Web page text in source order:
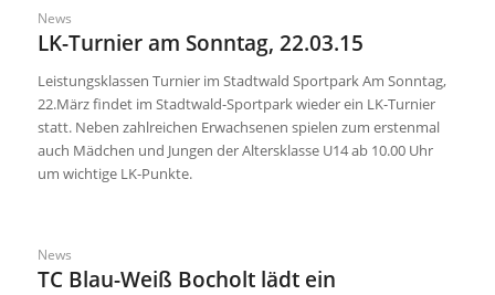
News
LK-Turnier am Sonntag, 22.03.15
Leistungsklassen Turnier im Stadtwald Sportpark Am Sonntag,
22.März findet im Stadtwald-Sportpark wieder ein LK-Turnier
statt. Neben zahlreichen Erwachsenen spielen zum erstenmal
auch Mädchen und Jungen der Altersklasse U14 ab 10.00 Uhr
um wichtige LK-Punkte.
News
TC Blau-Weiß Bocholt lädt ein